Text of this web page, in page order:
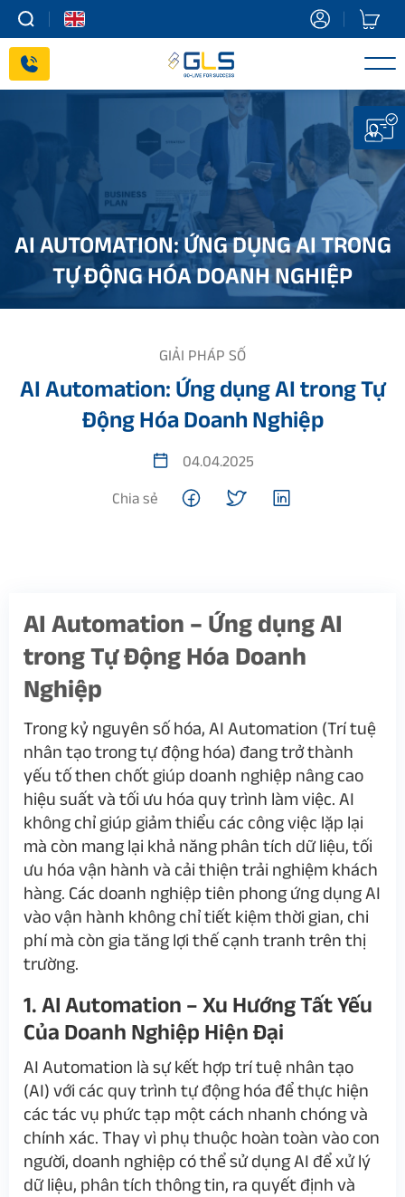
Skip
content
AI AUTOMATION: ỨNG DỤNG AI TRONG
TỰ ĐỘNG HÓA DOANH NGHIỆP
GIẢI PHÁP SỐ
AI Automation: Ứng dụng AI trong Tự
Động Hóa Doanh Nghiệp
04.04.2025
Chia sẻ
AI Automation – Ứng dụng AI
trong Tự Động Hóa Doanh
Nghiệp
Trong kỷ nguyên số hóa, AI Automation (Trí tuệ
nhân tạo trong tự động hóa) đang trở thành
yếu tố then chốt giúp doanh nghiệp nâng cao
hiệu suất và tối ưu hóa quy trình làm việc. AI
không chỉ giúp giảm thiểu các công việc lặp lại
mà còn mang lại khả năng phân tích dữ liệu, tối
ưu hóa vận hành và cải thiện trải nghiệm khách
hàng. Các doanh nghiệp tiên phong ứng dụng AI
vào vận hành không chỉ tiết kiệm thời gian, chi
phí mà còn gia tăng lợi thế cạnh tranh trên thị
trường.
1. AI Automation – Xu Hướng Tất Yếu
Của Doanh Nghiệp Hiện Đại
AI Automation là sự kết hợp trí tuệ nhân tạo
(AI) với các quy trình tự động hóa để thực hiện
các tác vụ phức tạp một cách nhanh chóng và
chính xác. Thay vì phụ thuộc hoàn toàn vào con
người, doanh nghiệp có thể sử dụng AI để xử lý
dữ liệu, phân tích thông tin, ra quyết định và